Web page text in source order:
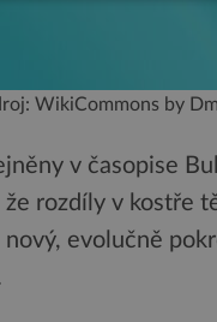
WikiCommons by
v časopise
rozdíly v kostře
evolučně